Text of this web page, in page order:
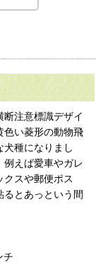
注意標識デザイ
色い菱形の動物飛
種になりまし
例えば愛車やガレ
スや郵便ポス
るとあっという間
チ